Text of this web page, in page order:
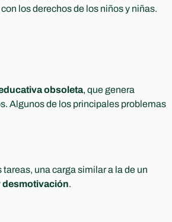
los derechos de los niños y niñas.
obsoleta, que genera
Algunos de los principales problemas
tareas, una carga similar a la de un
desmotivación.